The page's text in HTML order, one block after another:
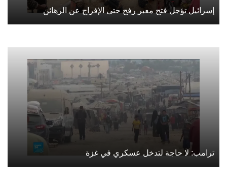
إسرائيل تؤجل فتح معبر رفح حتى الإفراج عن الرهائن
ترامب: لا حاجة لتدخل عسكري في غزة